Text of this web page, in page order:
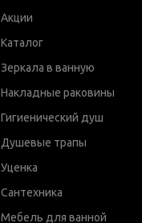
Акции
Каталог
Зеркала в ванную
Накладные раковины
Гигиенический душ
Душевые трапы
Уценка
Сантехника
Мебель для ванной